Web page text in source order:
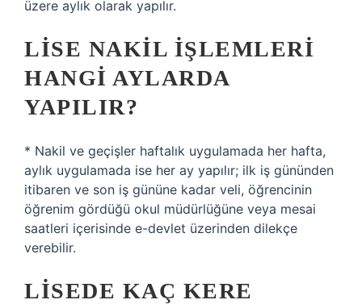
üzere aylık olarak yapılır.
LISE NAKIL IŞLEMLERI
HANGI AYLARDA
YAPILIR?
* Nakil ve geçişler haftalık uygulamada her hafta,
aylık uygulamada ise her ay yapılır; ilk iş gününden
itibaren ve son iş gününe kadar veli, öğrencinin
öğrenim gördüğü okul müdürlüğüne veya mesai
saatleri içerisinde e-devlet üzerinden dilekçe
verebilir.
LISEDE KAÇ KERE